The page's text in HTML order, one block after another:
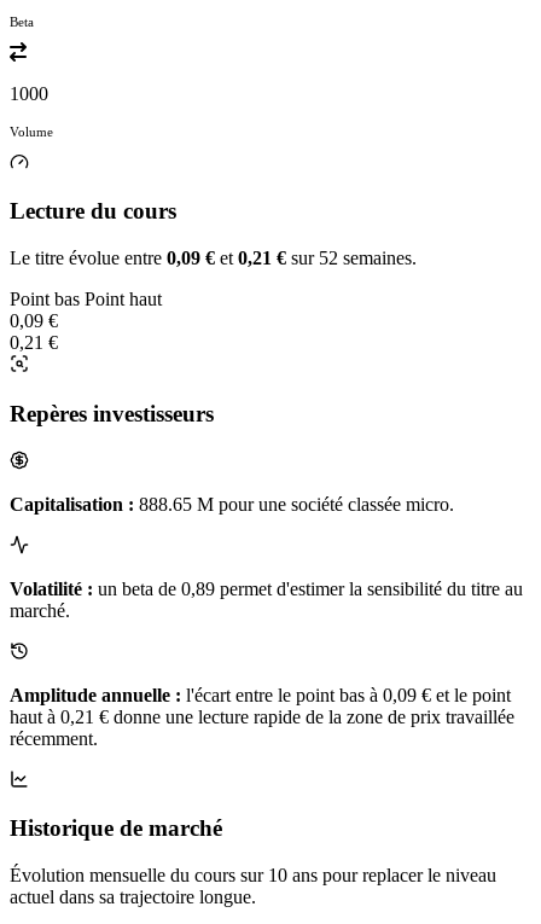
Beta
1000
Volume
Lecture du cours
Le titre évolue entre 0,09 € et 0,21 € sur 52 semaines.
Point bas Point haut
0,09 €
0,21 €
Repères investisseurs
Capitalisation : 888.65 M pour une société classée micro.
Volatilité : un beta de 0,89 permet d'estimer la sensibilité du titre au
marché.
Amplitude annuelle : l'écart entre le point bas à 0,09 € et le point
haut à 0,21 € donne une lecture rapide de la zone de prix travaillée
récemment.
Historique de marché
Évolution mensuelle du cours sur 10 ans pour replacer le niveau
actuel dans sa trajectoire longue.